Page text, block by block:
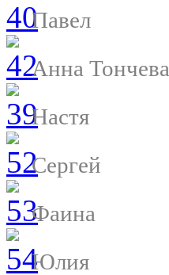
Павел
Анна Тончева
Настя
Сергей
Фаина
Юлия